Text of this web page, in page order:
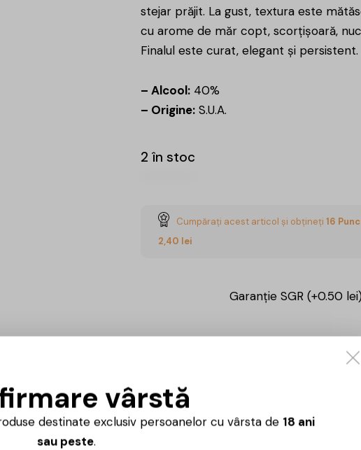
stejar prăjit. La gust, textura este
cu arome de măr copt, scorțișoară,
Finalul este curat, elegant și persistent.
– Alcool: 40%
– Origine: S.U.A.
2 în stoc
Cumpărați acest articol și obțineți 16
2,40 lei
Garanție SGR (+0.50 lei)
Ai întrebări? Sună aici:
0725860799
Luni – Vineri 09:00 – 18:00
vârstă
destinate exclusiv persoanelor cu vârsta de 18 ani
sau peste.